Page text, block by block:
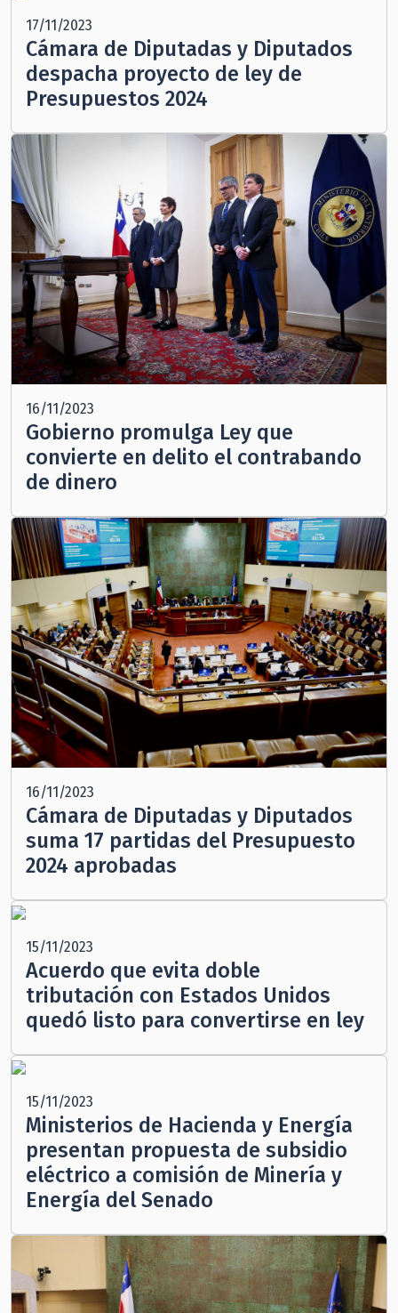
17/11/2023
Cámara de Diputadas y Diputados
despacha proyecto de ley de
Presupuestos 2024
16/11/2023
Gobierno promulga Ley que
convierte en delito el contrabando
de dinero
16/11/2023
Cámara de Diputadas y Diputados
suma 17 partidas del Presupuesto
2024 aprobadas
15/11/2023
Acuerdo que evita doble
tributación con Estados Unidos
quedó listo para convertirse en ley
15/11/2023
Ministerios de Hacienda y Energía
presentan propuesta de subsidio
eléctrico a comisión de Minería y
Energía del Senado